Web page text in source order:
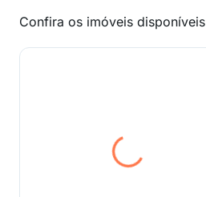
Confira os imóveis disponíveis